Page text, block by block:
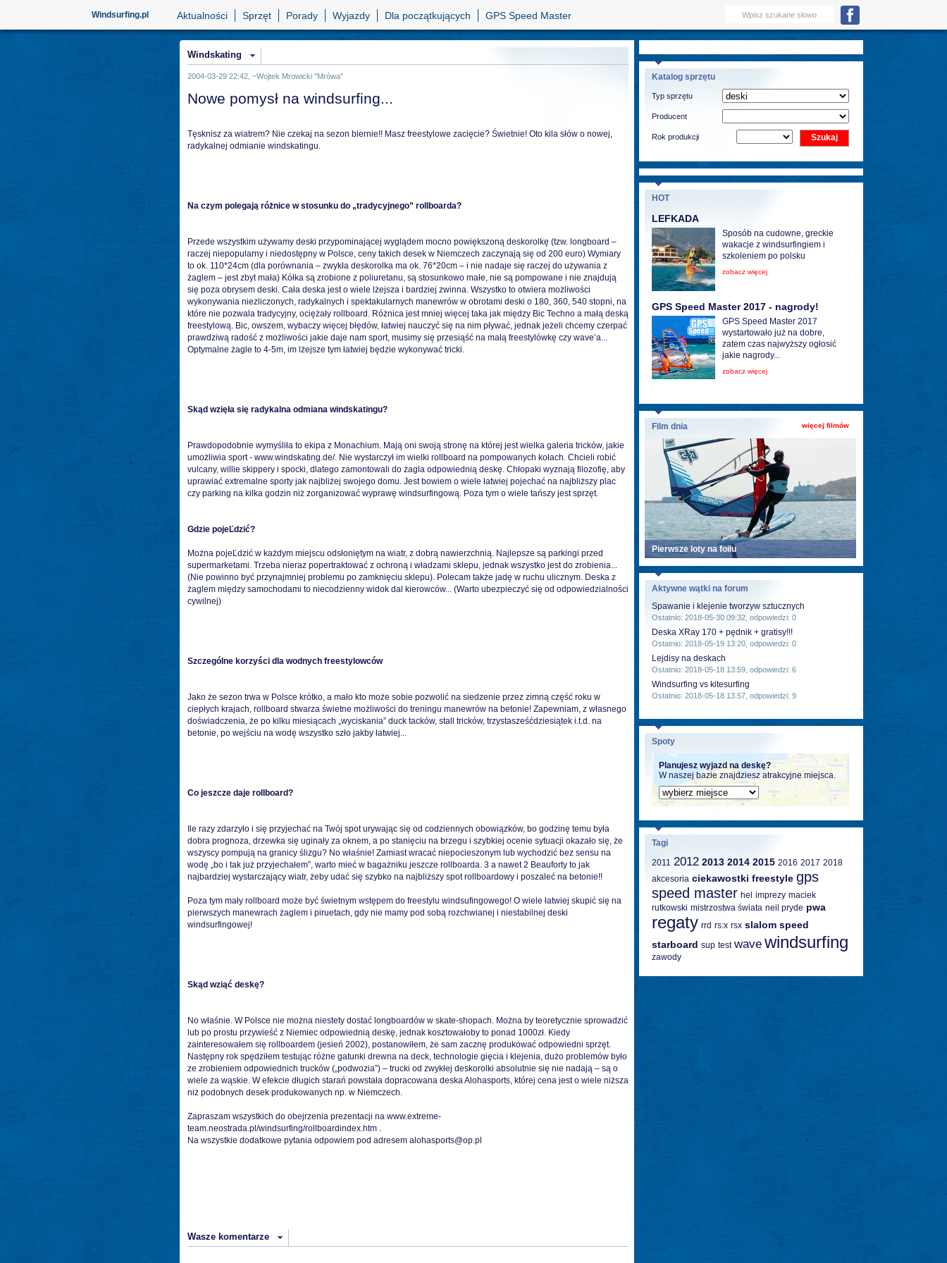
Windsurfing.pl Aktualności Sprzęt Porady Wyjazdy Dla początkujących GPS Speed Master
Windskating
2004-03-29 22:42, ~Wojtek Mrowicki "Mrówa"
Nowe pomysł na windsurfing...
Tęsknisz za wiatrem? Nie czekaj na sezon biernie!! Masz freestylowe zacięcie? Świetnie! Oto kila słów o nowej,
radykalnej odmianie windskatingu.
Na czym polegają różnice w stosunku do „tradycyjnego” rollboarda?
Przede wszystkim używamy deski przypominającej wyglądem mocno powiększoną deskorolkę (tzw. longboard –
raczej niepopularny i niedostępny w Polsce, ceny takich desek w Niemczech zaczynają się od 200 euro) Wymiary
to ok. 110*24cm (dla porównania – zwykła deskorolka ma ok. 76*20cm – i nie nadaje się raczej do używania z
żaglem – jest zbyt mała) Kółka są zrobione z poliuretanu, są stosunkowo małe, nie są pompowane i nie znajdują
się poza obrysem deski. Cała deska jest o wiele lżejsza i bardziej zwinna. Wszystko to otwiera możliwości
wykonywania niezliczonych, radykalnych i spektakularnych manewrów w obrotami deski o 180, 360, 540 stopni, na
które nie pozwala tradycyjny, ociężały rollboard. Różnica jest mniej więcej taka jak między Bic Techno a małą deską
freestylową. Bic, owszem, wybaczy więcej błędów, łatwiej nauczyć się na nim pływać, jednak jeżeli chcemy czerpać
prawdziwą radość z możliwości jakie daje nam sport, musimy się przesiąść na małą freestylówkę czy wave’a...
Optymalne żagle to 4-5m, im lżejsze tym łatwiej będzie wykonywać tricki.
Skąd wzięła się radykalna odmiana windskatingu?
Prawdopodobnie wymyśliła to ekipa z Monachium. Mają oni swoją stronę na której jest wielka galeria tricków, jakie
umożliwia sport - www.windskating.de/. Nie wystarczył im wielki rollboard na pompowanych kołach. Chcieli robić
vulcany, willie skippery i spocki, dlatego zamontowali do żagla odpowiednią deskę. Chłopaki wyznają filozofię, aby
uprawiać extremalne sporty jak najbliżej swojego domu. Jest bowiem o wiele łatwiej pojechać na najbliższy plac
czy parking na kilka godzin niż zorganizować wyprawę windsurfingową. Poza tym o wiele tańszy jest sprzęt.
Gdzie pojeĽdzić?
Można pojeĽdzić w każdym miejscu odsłoniętym na wiatr, z dobrą nawierzchnią. Najlepsze są parkingi przed
supermarketami. Trzeba nieraz popertraktować z ochroną i władzami sklepu, jednak wszystko jest do zrobienia...
(Nie powinno być przynajmniej problemu po zamknięciu sklepu). Polecam także jadę w ruchu ulicznym. Deska z
żaglem między samochodami to niecodzienny widok dal kierowców... (Warto ubezpieczyć się od odpowiedzialności
cywilnej)
Szczególne korzyści dla wodnych freestylowców
Jako że sezon trwa w Polsce krótko, a mało kto może sobie pozwolić na siedzenie przez zimną część roku w
ciepłych krajach, rollboard stwarza świetne możliwości do treningu manewrów na betonie! Zapewniam, z własnego
doświadczenia, że po kilku miesiącach „wyciskania” duck tacków, stall tricków, trzystasześćdziesiątek i.t.d. na
betonie, po wejściu na wodę wszystko szło jakby łatwiej...
Co jeszcze daje rollboard?
Ile razy zdarzyło i się przyjechać na Twój spot urywając się od codziennych obowiązków, bo godzinę temu była
dobra prognoza, drzewka się uginały za oknem, a po stanięciu na brzegu i szybkiej ocenie sytuacji okazało się, że
wszyscy pompują na granicy ślizgu? No właśnie! Zamiast wracać niepocieszonym lub wychodzić bez sensu na
wodę „bo i tak już przyjechałem”, warto mieć w bagażniku jeszcze rollboarda. 3 a nawet 2 Beauforty to jak
najbardziej wystarczający wiatr, żeby udać się szybko na najbliższy spot rollboardowy i poszaleć na betonie!!
Poza tym mały rollboard może być świetnym wstępem do freestylu windsufingowego! O wiele łatwiej skupić się na
pierwszych manewrach żaglem i piruetach, gdy nie mamy pod sobą rozchwianej i niestabilnej deski
windsurfingowej!
Skąd wziąć deskę?
No właśnie. W Polsce nie można niestety dostać longboardów w skate-shopach. Można by teoretycznie sprowadzić
lub po prostu przywieść z Niemiec odpowiednią deskę, jednak kosztowałoby to ponad 1000zł. Kiedy
zainteresowałem się rollboardem (jesień 2002), postanowiłem, że sam zacznę produkować odpowiedni sprzęt.
Następny rok spędziłem testując różne gatunki drewna na deck, technologie gięcia i klejenia, dużo problemów było
ze zrobieniem odpowiednich trucków („podwozia”) – trucki od zwykłej deskorolki absolutnie się nie nadają – są o
wiele za wąskie. W efekcie długich starań powstała dopracowana deska Alohasports, której cena jest o wiele niższa
niż podobnych desek produkowanych np. w Niemczech.
Zapraszam wszystkich do obejrzenia prezentacji na www.extreme-
team.neostrada.pl/windsurfing/rollboardindex.htm .
Na wszystkie dodatkowe pytania odpowiem pod adresem alohasports@op.pl
Wasze komentarze
Katalog sprzętu
Typ sprzętu
Producent
Rok produkcji
HOT
LEFKADA
Sposób na cudowne, greckie
wakacje z windsurfingiem i
szkoleniem po polsku
zobacz więcej
GPS Speed Master 2017 - nagrody!
GPS Speed Master 2017
wystartowało już na dobre,
zatem czas najwyższy ogłosić
jakie nagrody...
zobacz więcej
więcej filmów
Film dnia
Pierwsze loty na foilu
Aktywne wątki na forum
Spawanie i klejenie tworzyw sztucznych
Ostatnio: 2018-05-30 09:32, odpowiedzi: 0
Deska XRay 170 + pędnik + gratisy!!!
Ostatnio: 2018-05-19 13:20, odpowiedzi: 0
Lejdisy na deskach
Ostatnio: 2018-05-18 13:59, odpowiedzi: 6
Windsurfing vs kitesurfing
Ostatnio: 2018-05-18 13:57, odpowiedzi: 9
Spoty
Planujesz wyjazd na deskę?
W naszej bazie znajdziesz atrakcyjne miejsca.
Tagi
2011 2012 2013 2014 2015 2016 2017 2018
akcesoria ciekawostki freestyle gps
speed master hel imprezy maciek
rutkowski mistrzostwa świata neil pryde pwa
regaty rrd rs:x rsx slalom speed
starboard sup test wave windsurfing
zawody